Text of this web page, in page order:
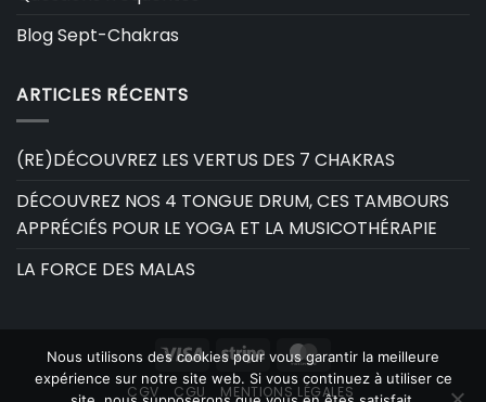
Blog Sept-Chakras
ARTICLES RÉCENTS
(RE)DÉCOUVREZ LES VERTUS DES 7 CHAKRAS
DÉCOUVREZ NOS 4 TONGUE DRUM, CES TAMBOURS
APPRÉCIÉS POUR LE YOGA ET LA MUSICOTHÉRAPIE
LA FORCE DES MALAS
Visa Stripe MasterCard
CGV CGU
MENTIONS LÉGALES
Nous utilisons des cookies pour vous garantir la meilleure
expérience sur notre site web. Si vous continuez à utiliser ce